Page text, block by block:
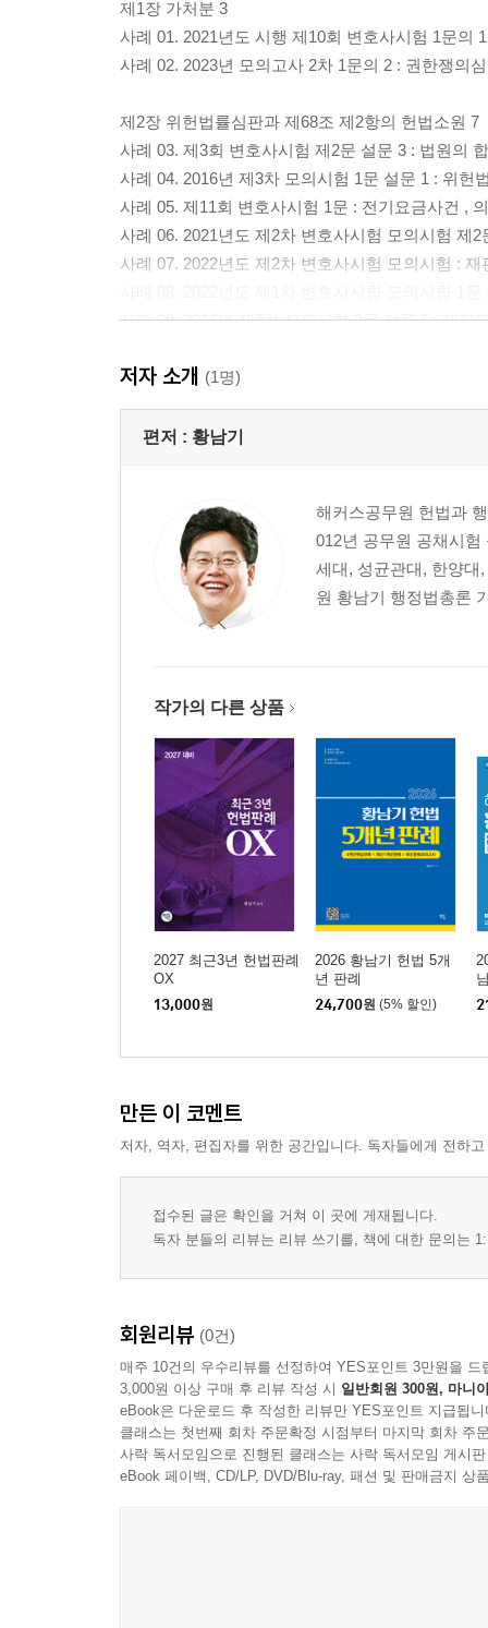
제1장 가처분 3
사례 01. 2021년도 시행 제10회 변호사시험 1문의
사례 02. 2023년 모의고사 2차 1문의 2 : 권한쟁의
제2장 위헌법률심판과 제68조 제2항의 헌법소원 7
사례 03. 제3회 변호사시험 제2문 설문 3 : 법원의
사례 04. 2016년 제3차 모의시험 1문 설문 1 : 위헌
사례 05. 제11회 변호사시험 1문 : 전기요금사건 ,
사례 06. 2021년도 제2차 변호사시험 모의시험 제
사례 07. 2022년도 제2차 변호사시험 모의시험 : 재
사례 09. 2016년 제2차 모의시험 2문 설문 5 : 재판
사례 11. 2013년 제2차 모의고사 1문 설문 2(1) :
사례 12. 2012년 제1회 변호사시험 1문 설문1 : 헌
사례 13. 제2회 변호사시험 공법 사례형 2문 : 헌
사례 16. 2014년 제2차 모의시험 1문 (3) : 한정위
사례 17. 제7회 변호사시험 2문 설문 3 : 위헌결정
제3장 헌법재판소법 제68조 제1항의 헌법소원심판
사례 18. 제1회 변호사시험 2문 설문 4 : 헌법재판
사례 19. 제4회 변호사시험 1문의 1 설문1 : 헌법
사례 22. 7회 변호사시험 1문 설문 1 : 헌법재판소
사례 23. 2021년도 제1차 변호사시험 모의시험 1
사례 24. 2021년도 제1차 변호사시험 모의시험 2
사례 25. 2023년 1차 모의고사 : 헌법소원심판청구
사례 26. 2021년도 제2차 변호사시험 모의시험 :
사례 27. 2025년도 제2차 변호사시험 모의시험 :
제4장 권한쟁의심판 78
사례 28. 제4회 변호사시험 1문의 2 : 권한쟁의심
사례 30. 제7회 변호사시험 1문 설문3 : 권한쟁의
사례 31. 제9회 변호사시험 제1문의 1 설문 2 : 권
사례 33. 2024년 제1차 모의고사 제1문의 1 설문 :
제2편 헌법원리
사례 02. 2015년 제4회 변호사시험 제2문의 1 :법
사례 04. 제8회 변호사시험 제2문 설문4 : 약제비
사례 06. 2025년도 제2차 변호사시험 모의시험 1
사례 07. 2025년 제3차 변호사시험 모의고사 1문 :
사례 08. 2021년도 제2차 변호사시험 모의시험 2
제3편 기본권
저자 소개 (1명)
편저 : 황남기
해커스공무원 헌법과
012년 공무원 공채시
세대, 성균관대, 한양대
원 황남기 행정법총론
작가의 다른 상품
2027 최근3년 헌법판례
OX
13,000원
2026 황남기 헌법 5개
년 판례
24,700원 (5% 할인)
만든 이 코멘트
저자, 역자, 편집자를 위한 공간입니다. 독자들에게 전하
접수된 글은 확인을 거쳐 이 곳에 게재됩니다.
독자 분들의 리뷰는 리뷰 쓰기를, 책에 대한 문의는
회원리뷰 (0건)
매주 10건의 우수리뷰를 선정하여 YES포인트 3만원을 드
3,000원 이상 구매 후 리뷰 작성 시 일반회원 300원, 마니
eBook은 다운로드 후 작성한 리뷰만 YES포인트 지급됩니
클래스는 첫번째 회차 주문확정 시점부터 마지막 회차 주
사락 독서모임으로 진행된 클래스는 사락 독서모임 게시
eBook 페이백, CD/LP, DVD/Blu-ray, 패션 및 판매금지 상